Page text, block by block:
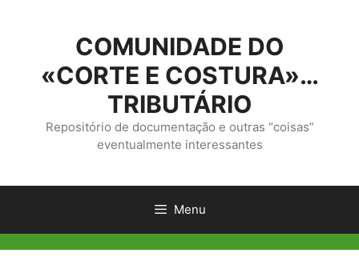
conteúdo
COMUNIDADE DO
«CORTE E COSTURA»…
TRIBUTÁRIO
Repositório de documentação e outras “coisas”
eventualmente interessantes
Menu